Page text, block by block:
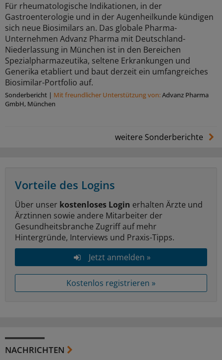
Für rheumatologische Indikationen, in der
Gastroenterologie und in der Augenheilkunde kündigen
sich neue Biosimilars an. Das globale Pharma-
Unternehmen Advanz Pharma mit Deutschland-
Niederlassung in München ist in den Bereichen
Spezialpharmazeutika, seltene Erkrankungen und
Generika etabliert und baut derzeit ein umfangreiches
Biosimilar-Portfolio auf.
Sonderbericht | Mit freundlicher Unterstützung von:Advanz Pharma
GmbH, München
weitere Sonderberichte
Vorteile des Logins
Über unser kostenloses Login erhalten Ärzte und
Ärztinnen sowie andere Mitarbeiter der
Gesundheitsbranche Zugriff auf mehr
Hintergründe, Interviews und Praxis-Tipps.
Jetzt anmelden »
Kostenlos registrieren »
NACHRICHTEN